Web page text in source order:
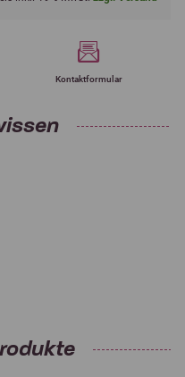
Kontaktformular